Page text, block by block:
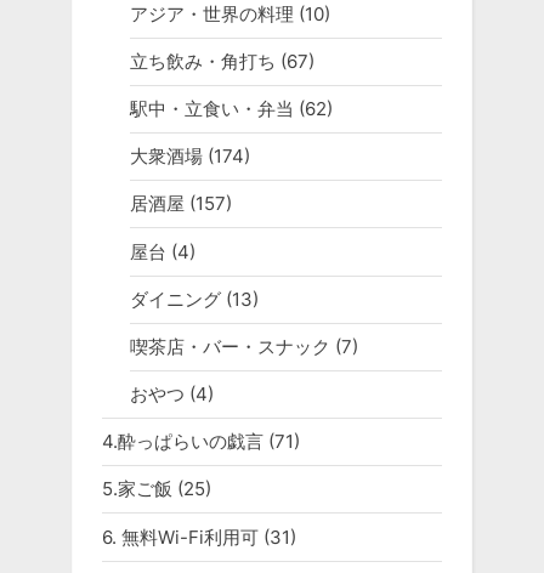
アジア・世界の料理 (10)
立ち飲み・角打ち (67)
駅中・立食い・弁当 (62)
大衆酒場(174)
居酒屋 (157)
屋台 (4)
ダイニング(13)
喫茶店・バー・スナック (7)
おやつ (4)
4.酔っぱらいの戯言 (71)
5.家ご飯 (25)
6. 無料Wi-Fi利用可 (31)